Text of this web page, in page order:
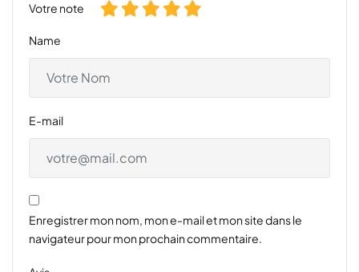
Votre note
Name
E-mail
Enregistrer mon nom, mon e-mail et mon site dans le
navigateur pour mon prochain commentaire.